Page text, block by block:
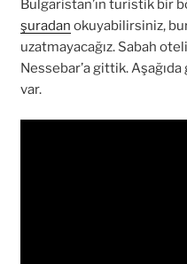
Bulgaristan’ın turistik bir
şuradan okuyabilirsiniz,
uzatmayacağız. Sabah
Nessebar’a gittik.
var.